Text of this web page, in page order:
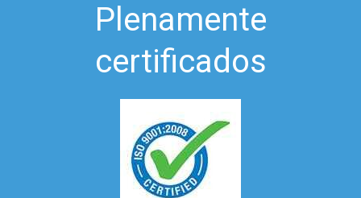
Plenamente
certificados